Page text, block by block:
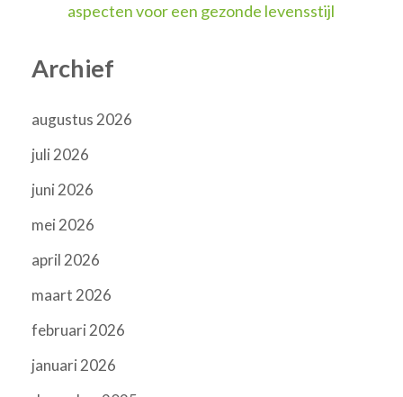
aspecten voor een gezonde levensstijl
Archief
augustus 2026
juli 2026
juni 2026
mei 2026
april 2026
maart 2026
februari 2026
januari 2026